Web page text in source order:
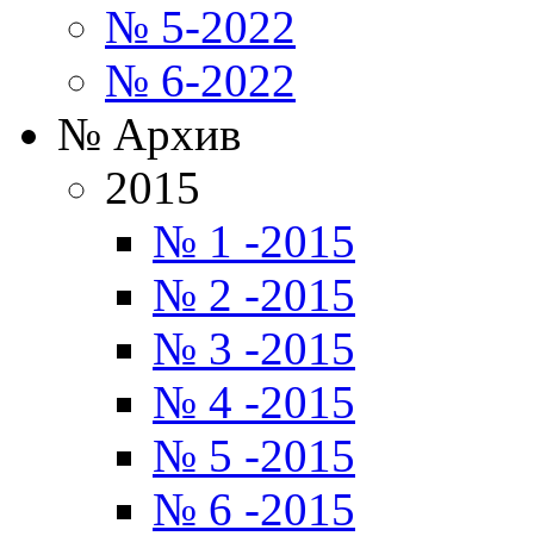
№ 5-2022
№ 6-2022
№ Архив
2015
№ 1 -2015
№ 2 -2015
№ 3 -2015
№ 4 -2015
№ 5 -2015
№ 6 -2015